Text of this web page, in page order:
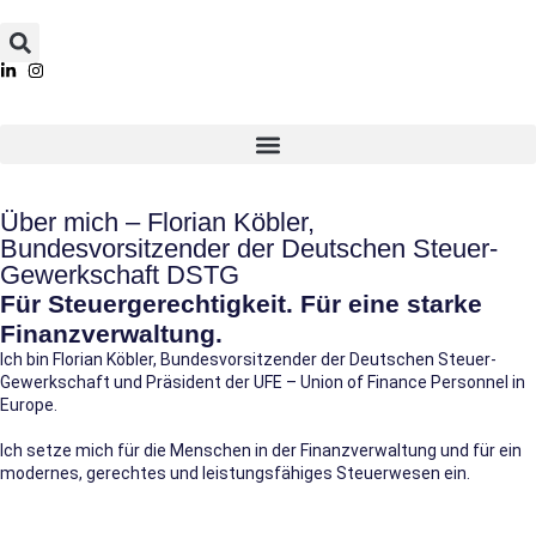
Über mich – Florian Köbler,
Bundesvorsitzender der Deutschen Steuer-
Gewerkschaft DSTG
Für Steuergerechtigkeit. Für eine starke
Finanzverwaltung.
Ich bin Florian Köbler, Bundesvorsitzender der Deutschen Steuer-
Gewerkschaft und Präsident der UFE – Union of Finance Personnel in
Europe.
Ich setze mich für die Menschen in der Finanzverwaltung und für ein
modernes, gerechtes und leistungsfähiges Steuerwesen ein.